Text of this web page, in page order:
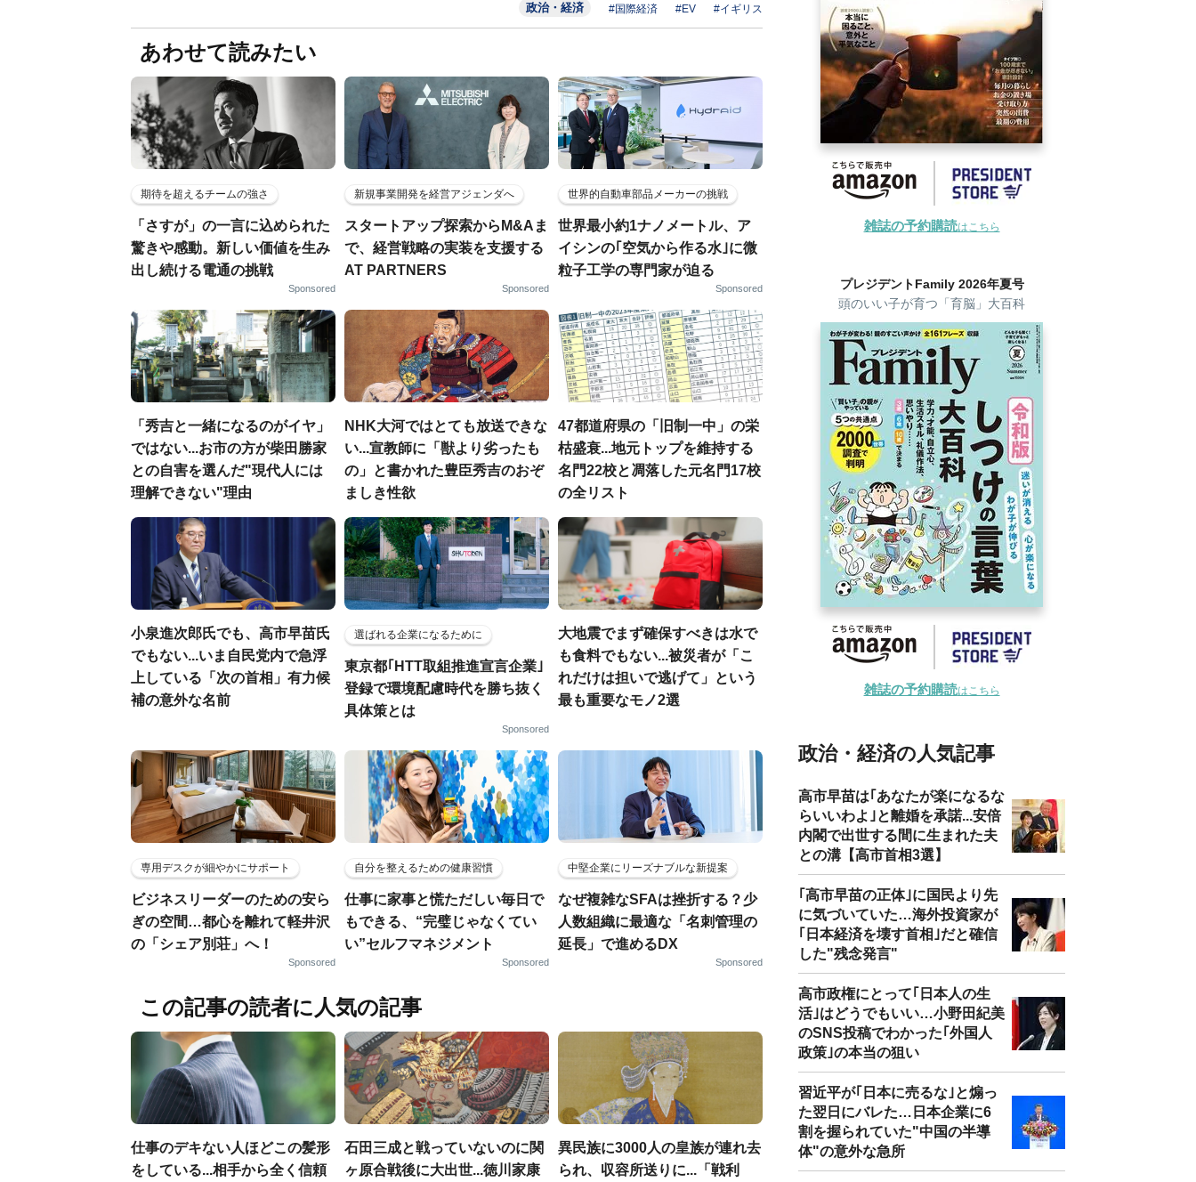
政治・経済 #国際経済 #EV #イギリス
あわせて読みたい
期待を超えるチームの強さ
「さすが」の一言に込められた
驚きや感動。新しい価値を生み
出し続ける電通の挑戦
Sponsored
新規事業開発を経営アジェンダへ
スタートアップ探索からM&Aま
で、経営戦略の実装を支援する
AT PARTNERS
Sponsored
世界的自動車部品メーカーの挑戦
世界最小約1ナノメートル、ア
イシンの｢空気から作る水｣に微
粒子工学の専門家が迫る
Sponsored
「秀吉と一緒になるのがイヤ」
ではない...お市の方が柴田勝家
との自害を選んだ"現代人には
理解できない"理由
NHK大河ではとても放送できな
い...宣教師に「獣より劣ったも
の」と書かれた豊臣秀吉のおぞ
ましき性欲
47都道府県の「旧制一中」の栄
枯盛衰...地元トップを維持する
名門22校と凋落した元名門17校
の全リスト
小泉進次郎氏でも、高市早苗氏
でもない...いま自民党内で急浮
上している「次の首相」有力候
補の意外な名前
選ばれる企業になるために
東京都｢HTT取組推進宣言企業｣
登録で環境配慮時代を勝ち抜く
具体策とは
Sponsored
大地震でまず確保すべきは水で
も食料でもない...被災者が「こ
れだけは担いで逃げて」という
最も重要なモノ2選
専用デスクが細やかにサポート
ビジネスリーダーのための安ら
ぎの空間…都心を離れて軽井沢
の「シェア別荘」へ！
Sponsored
自分を整えるための健康習慣
仕事に家事と慌ただしい毎日で
もできる、“完璧じゃなくてい
い”セルフマネジメント
Sponsored
中堅企業にリーズナブルな新提案
なぜ複雑なSFAは挫折する？少
人数組織に最適な「名刺管理の
延長」で進めるDX
Sponsored
この記事の読者に人気の記事
仕事のデキない人ほどこの髪形
をしている...相手から全く信頼
石田三成と戦っていないのに関
ヶ原合戦後に大出世...徳川家康
異民族に3000人の皇族が連れ去
られ、収容所送りに...「戦利
雑誌の予約購読はこちら
プレジデントFamily 2026年夏号
頭のいい子が育つ「育脳」大百科
雑誌の予約購読はこちら
政治・経済の人気記事
高市早苗は｢あなたが楽になるな
らいいわよ｣と離婚を承諾...安倍
内閣で出世する間に生まれた夫
との溝【高市首相3選】
｢高市早苗の正体｣に国民より先
に気づいていた…海外投資家が
｢日本経済を壊す首相｣だと確信
した"残念発言"
高市政権にとって｢日本人の生
活｣はどうでもいい…小野田紀美
のSNS投稿でわかった｢外国人
政策｣の本当の狙い
習近平が｢日本に売るな｣と煽っ
た翌日にバレた…日本企業に6
割を握られていた"中国の半導
体"の意外な急所